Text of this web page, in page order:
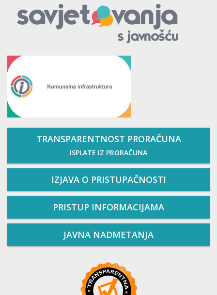
TRANSPARENTNOST PRORAČUNA
ISPLATE IZ PRORAČUNA
IZJAVA O PRISTUPAČNOSTI
PRISTUP INFORMACIJAMA
JAVNA NADMETANJA